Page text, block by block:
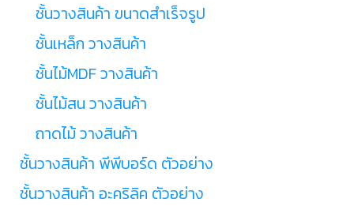
ชั้นวางสินค้า ขนาดสำเร็จรูป
ชั้นเหล็ก วางสินค้า
ชั้นไม้MDF วางสินค้า
ชั้นไม้สน วางสินค้า
ถาดไม้ วางสินค้า
ชั้นวางสินค้า พีพีบอร์ด ตัวอย่าง
ชั้นวางสินค้า อะคริลิค ตัวอย่าง